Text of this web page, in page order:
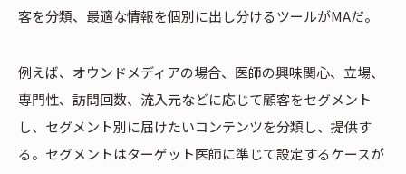
客を分類、最適な情報を個別に出し分けるツールがMAだ。
例えば、オウンドメディアの場合、医師の興味関心、立場、
専門性、訪問回数、流入元などに応じて顧客をセグメント
し、セグメント別に届けたいコンテンツを分類し、提供す
る。セグメントはターゲット医師に準じて設定するケースが